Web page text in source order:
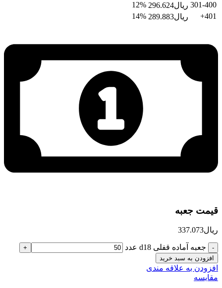
301-400 ریال296.624
12%
401+
ریال289.883
14%
قیمت جعبه
ریال337.073
جعبه آماده قفلی d18 عدد
افزودن به سبد خرید
افزودن به علاقه مندی
مقایسه